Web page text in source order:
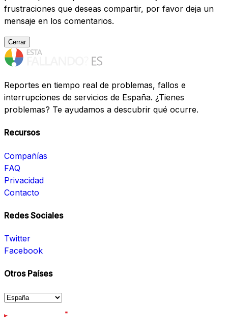
frustraciones que deseas compartir, por favor deja un
mensaje en los comentarios.
Cerrar
Reportes en tiempo real de problemas, fallos e
interrupciones de servicios de España. ¿Tienes
problemas? Te ayudamos a descubrir qué ocurre.
Recursos
Compañías
FAQ
Privacidad
Contacto
Redes Sociales
Twitter
Facebook
Otros Países